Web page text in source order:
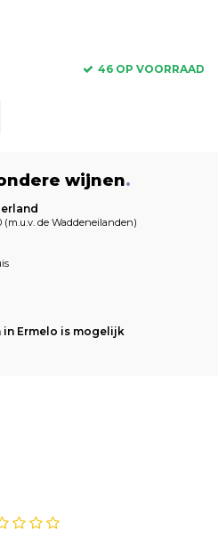
46 OP VOORRAAD
wijnen.
de Waddeneilanden)
in Ermelo is mogelijk